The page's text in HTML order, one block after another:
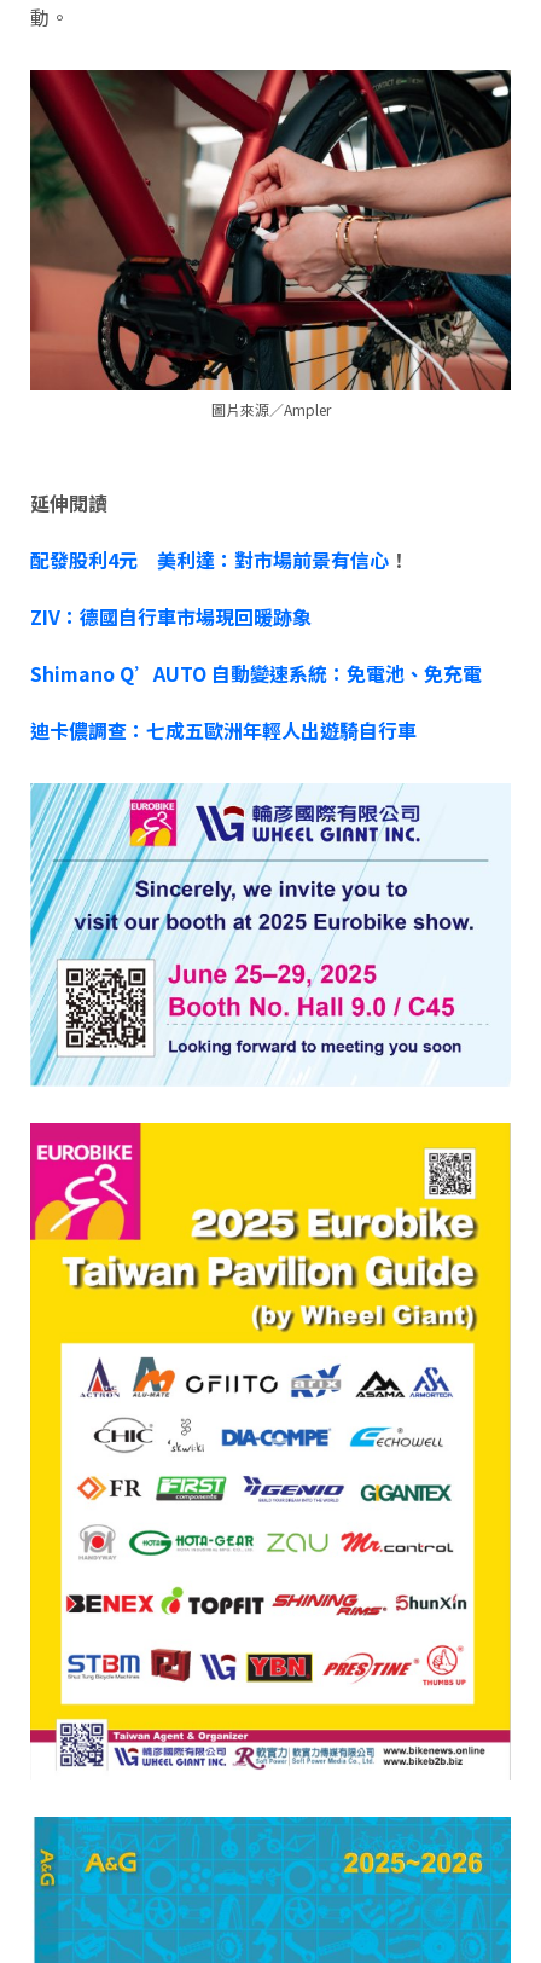
動。
圖片來源／Ampler
延伸閱讀
配發股利4元 美利達：對市場前景有信心 ！
ZIV：德國自行車市場現回暖跡象
Shimano Q’AUTO 自動變速系統：免電池、免充電
迪卡儂調查：七成五歐洲年輕人出遊騎自行車